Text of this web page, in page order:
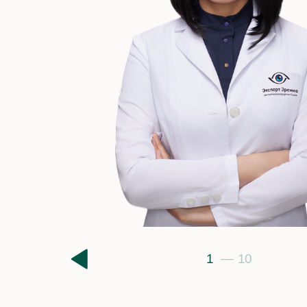
Комплексная диагностика зрения
Лазерная
Степени
1 — 10
офтальмолог , офтальмохирург Стаж: 4 года
Максим